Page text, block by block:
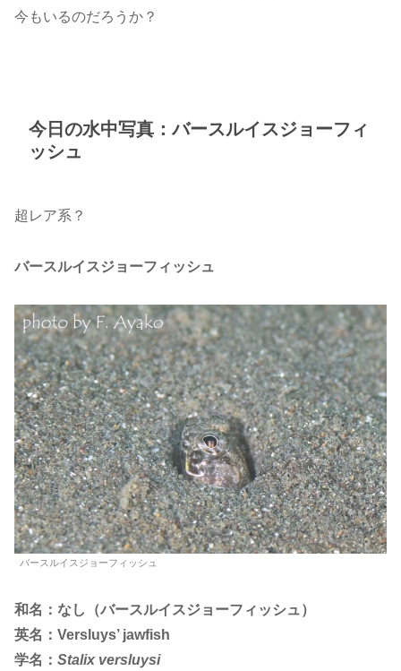
今もいるのだろうか？
今日の水中写真：バースルイスジョーフィ
ッシュ
超レア系？
バースルイスジョーフィッシュ
バースルイスジョーフィッシュ
和名：なし（バースルイスジョーフィッシュ）
英名：Versluys’ jawfish
学名： Stalix versluysi